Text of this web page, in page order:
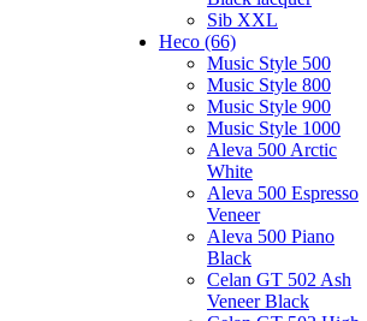
Sib XXL
Heco (66)
Music Style 500
Music Style 800
Music Style 900
Music Style 1000
Aleva 500 Arctic
White
Aleva 500 Espresso
Veneer
Aleva 500 Piano
Black
Celan GT 502 Ash
Veneer Black